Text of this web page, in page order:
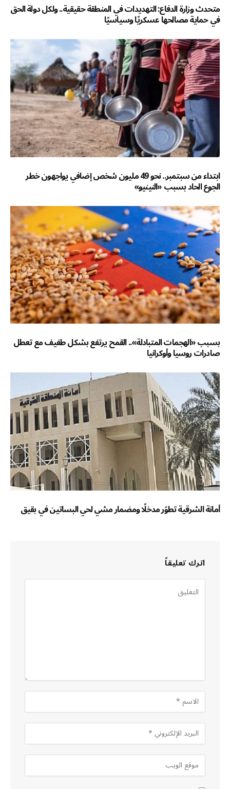
متحدث وزارة الدفاع: التهديدات في المنطقة حقيقية.. ولكل دولة الحق
في حماية مصالحها عسكريًا وسياسيًا
ابتداء من سبتمبر.. نحو 49 مليون شخص إضافي يواجهون خطر
الجوع الحاد بسبب «النينيو»
بسبب «الهجمات المتبادلة».. القمح يرتفع بشكل طفيف مع تعطل
صادرات روسيا وأوكرانيا
أمانة الشرقية تطوّر مدخلًا ومضمار مشي لحي البساتين في بقيق
اترك تعليقاً